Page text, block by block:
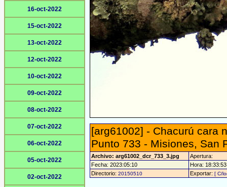
16-oct-2022
15-oct-2022
13-oct-2022
12-oct-2022
10-oct-2022
09-oct-2022
08-oct-2022
07-oct-2022
06-oct-2022
05-oct-2022
02-oct-2022
[arg61002] - Chacurú cara
Punto 733 - Misiones, San
Archivo: arg61002_dcr_733_3.jpg
Apertura:
Fecha: 2023:05:10
Hora:
Directorio: 20150510 Exportar: [ C/